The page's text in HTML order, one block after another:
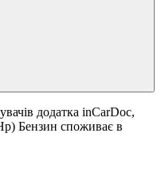
додатка inCarDoc,
Бензин споживає в